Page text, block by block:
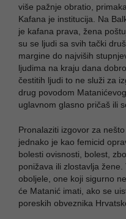
više pažnje obratio,
Kafana je institucija. Na
je kafana prava, žena
su se ljudi sa svih tački
margine do najviših
ljudima na kraju dana
čestitih ljudi to ne služi za
drug povodom
uglavnom glasno pričaš ili
Pronalaziti izgovor za
jednako je kao femicid
bolesti ovisnosti, bolest,
ponižava ili zlostavlja
oboljele, one koji sigurno
će Matanić imati, ako se
poreskih obveznika